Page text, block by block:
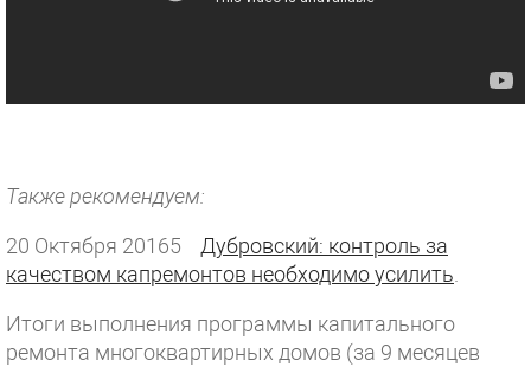
Также рекомендуем:
20 Октября 20165 Дубровский: контроль за
качеством капремонтов необходимо усилить
Итоги выполнения программы капитального
ремонта многоквартирных домов (за 9 месяцев